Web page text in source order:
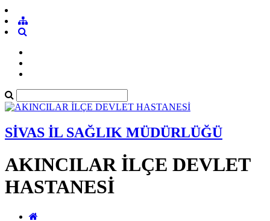
SİVAS İL SAĞLIK MÜDÜRLÜĞÜ
AKINCILAR İLÇE DEVLET
HASTANESİ